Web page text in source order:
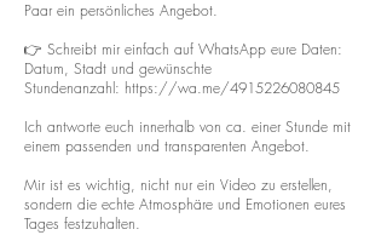
Paar ein persönliches Angebot.
👉 Schreibt mir einfach auf WhatsApp eure Daten:
Datum, Stadt und gewünschte
Stundenanzahl: https://wa.me/4915226080845
Ich antworte euch innerhalb von ca. einer Stunde mit
einem passenden und transparenten Angebot.
Mir ist es wichtig, nicht nur ein Video zu erstellen,
sondern die echte Atmosphäre und Emotionen eures
Tages festzuhalten.